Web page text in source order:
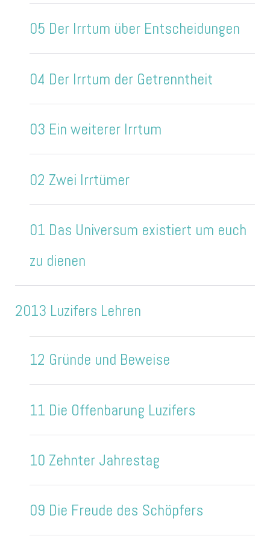
05 Der Irrtum über Entscheidungen
04 Der Irrtum der Getrenntheit
03 Ein weiterer Irrtum
02 Zwei Irrtümer
01 Das Universum existiert um euch
zu dienen
2013 Luzifers Lehren
12 Gründe und Beweise
11 Die Offenbarung Luzifers
10 Zehnter Jahrestag
09 Die Freude des Schöpfers